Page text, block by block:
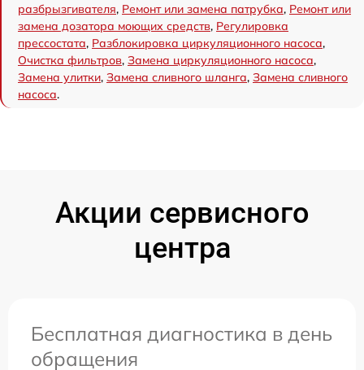
разбрызгивателя, Ремонт или замена патрубка, Ремонт или
замена дозатора моющих средств, Регулировка
прессостата, Разблокировка циркуляционного насоса,
Очистка фильтров, Замена циркуляционного насоса,
Замена улитки, Замена сливного шланга, Замена сливного
насоса.
Акции сервисного
центра
Бесплатная диагностика в день
обращения